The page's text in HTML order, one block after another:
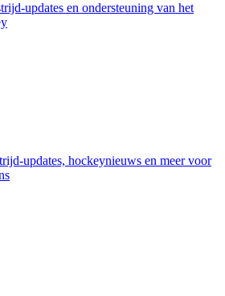
updates en ondersteuning van het
updates, hockeynieuws en meer voor